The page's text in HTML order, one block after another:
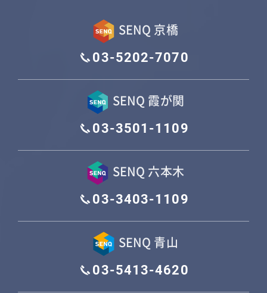
SENQ 京橋
03-5202-7070
SENQ 霞が関
03-3501-1109
SENQ 六本木
03-3403-1109
SENQ 青山
03-5413-4620